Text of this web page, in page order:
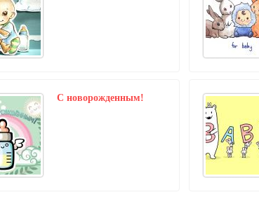
C новорожденным!